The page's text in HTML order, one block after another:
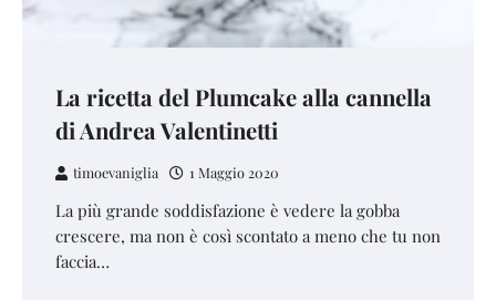
La ricetta del Plumcake alla cannella
di Andrea Valentinetti
timoevaniglia 1 Maggio 2020
La più grande soddisfazione è vedere la gobba
crescere, ma non è così scontato a meno che tu non
faccia…